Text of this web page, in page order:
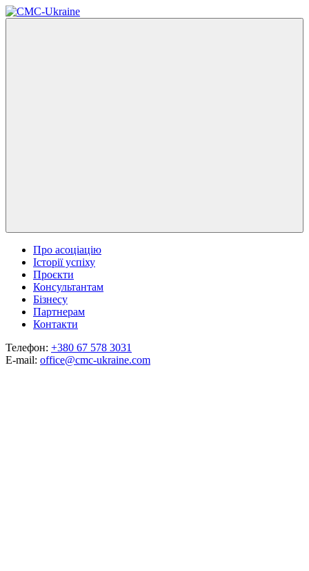
Про асоціацію
Історії успіху
Проєкти
Консультантам
Бізнесу
Партнерам
Контакти
Телефон: +380 67 578 3031
E-mail: office@cmc-ukraine.com